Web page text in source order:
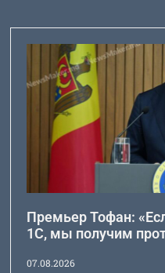
Премьер Тофан:
1С, мы получим
07.08.2026